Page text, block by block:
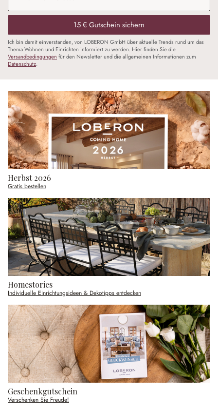
15 € Gutschein sichern
Ich bin damit einverstanden, von LOBERON GmbH über aktuelle Trends rund um das
Thema Wohnen und Einrichten informiert zu werden. Hier finden Sie die
Versandbedingungen für den Newsletter und die allgemeinen Informationen zum
Datenschutz.
Herbst 2026
Gratis bestellen
Homestories
Individuelle Einrichtungsideen & Dekotipps entdecken
Geschenkgutschein
Verschenken Sie Freude!